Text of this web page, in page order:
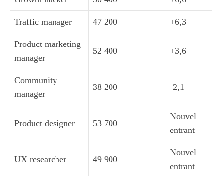
Traffic manager 47 200 +6,3
Product marketing
manager
52 400 +3,6
Community
manager
38 200 -2,1
Product designer 53 700
Nouvel
entrant
UX researcher 49 900
Nouvel
entrant